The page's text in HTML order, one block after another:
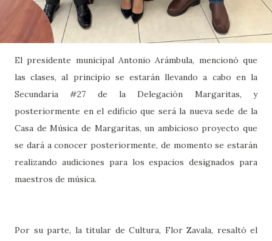
El presidente municipal Antonio Arámbula, mencionó que
las clases, al principio se estarán llevando a cabo en la
Secundaria #27 de la Delegación Margaritas, y
posteriormente en el edificio que será la nueva sede de la
Casa de Música de Margaritas, un ambicioso proyecto que
se dará a conocer posteriormente, de momento se estarán
realizando audiciones para los espacios designados para
maestros de música.
Por su parte, la titular de Cultura, Flor Zavala, resaltó el